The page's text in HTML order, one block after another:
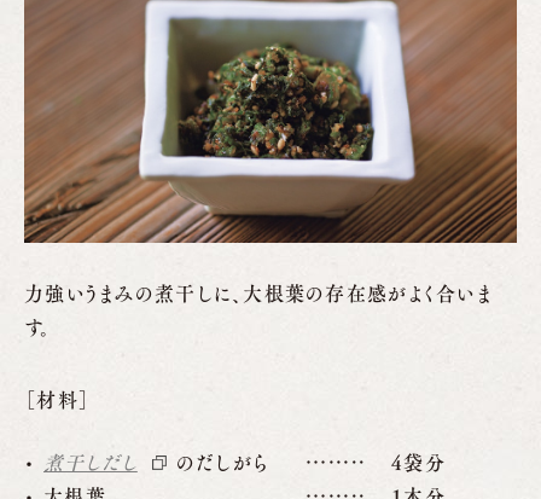
力強いうまみの煮干しに、大根葉の存在感がよく合いま
す。
［材料］
煮干しだし のだしがら
4袋分